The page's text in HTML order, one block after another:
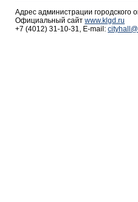
Адрес администрации городского
Официальный сайт www.klgd.ru
+7 (4012) 31-10-31, E-mail: